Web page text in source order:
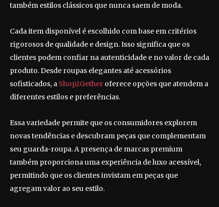
também estilos clássicos que nunca saem de moda.
Cada item disponível é escolhido com base em critérios
rigorosos de qualidade e design. Isso significa que os
clientes podem confiar na autenticidade e no valor de cada
produto. Desde roupas elegantes até acessórios
sofisticados, a Shop2Gether oferece opções que atendem a
diferentes estilos e preferências.
Essa variedade permite que os consumidores explorem
novas tendências e descubram peças que complementam
seu guarda-roupa. A presença de marcas premium
também proporciona uma experiência de luxo acessível,
permitindo que os clientes invistam em peças que
agregam valor ao seu estilo.